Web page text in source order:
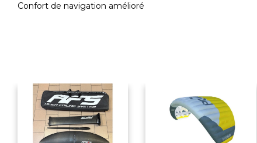
Confort de navigation amélioré